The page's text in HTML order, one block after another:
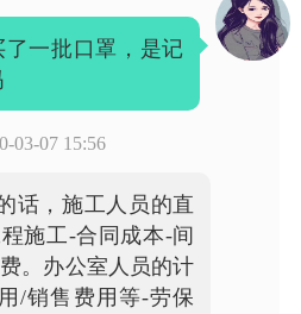
了一批口罩，是记
03-07 15:56
话，施工人员的直
施工-合同成本-间
。办公室人员的计
/销售费用等-劳保